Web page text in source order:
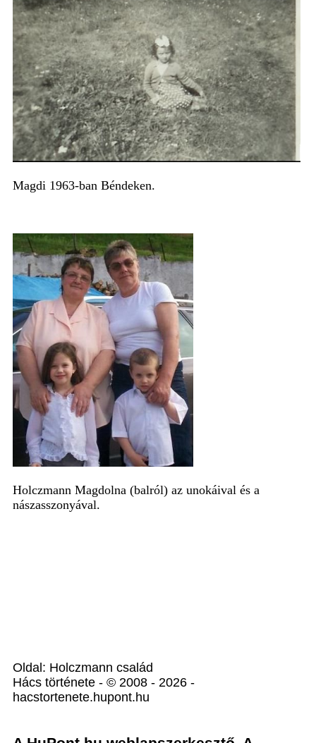
Magdi 1963-ban Béndeken.
Holczmann Magdolna (balról) az unokáival és a
nászasszonyával.
Oldal: Holczmann család
Hács története - © 2008 - 2026 -
hacstortenete.hupont.hu